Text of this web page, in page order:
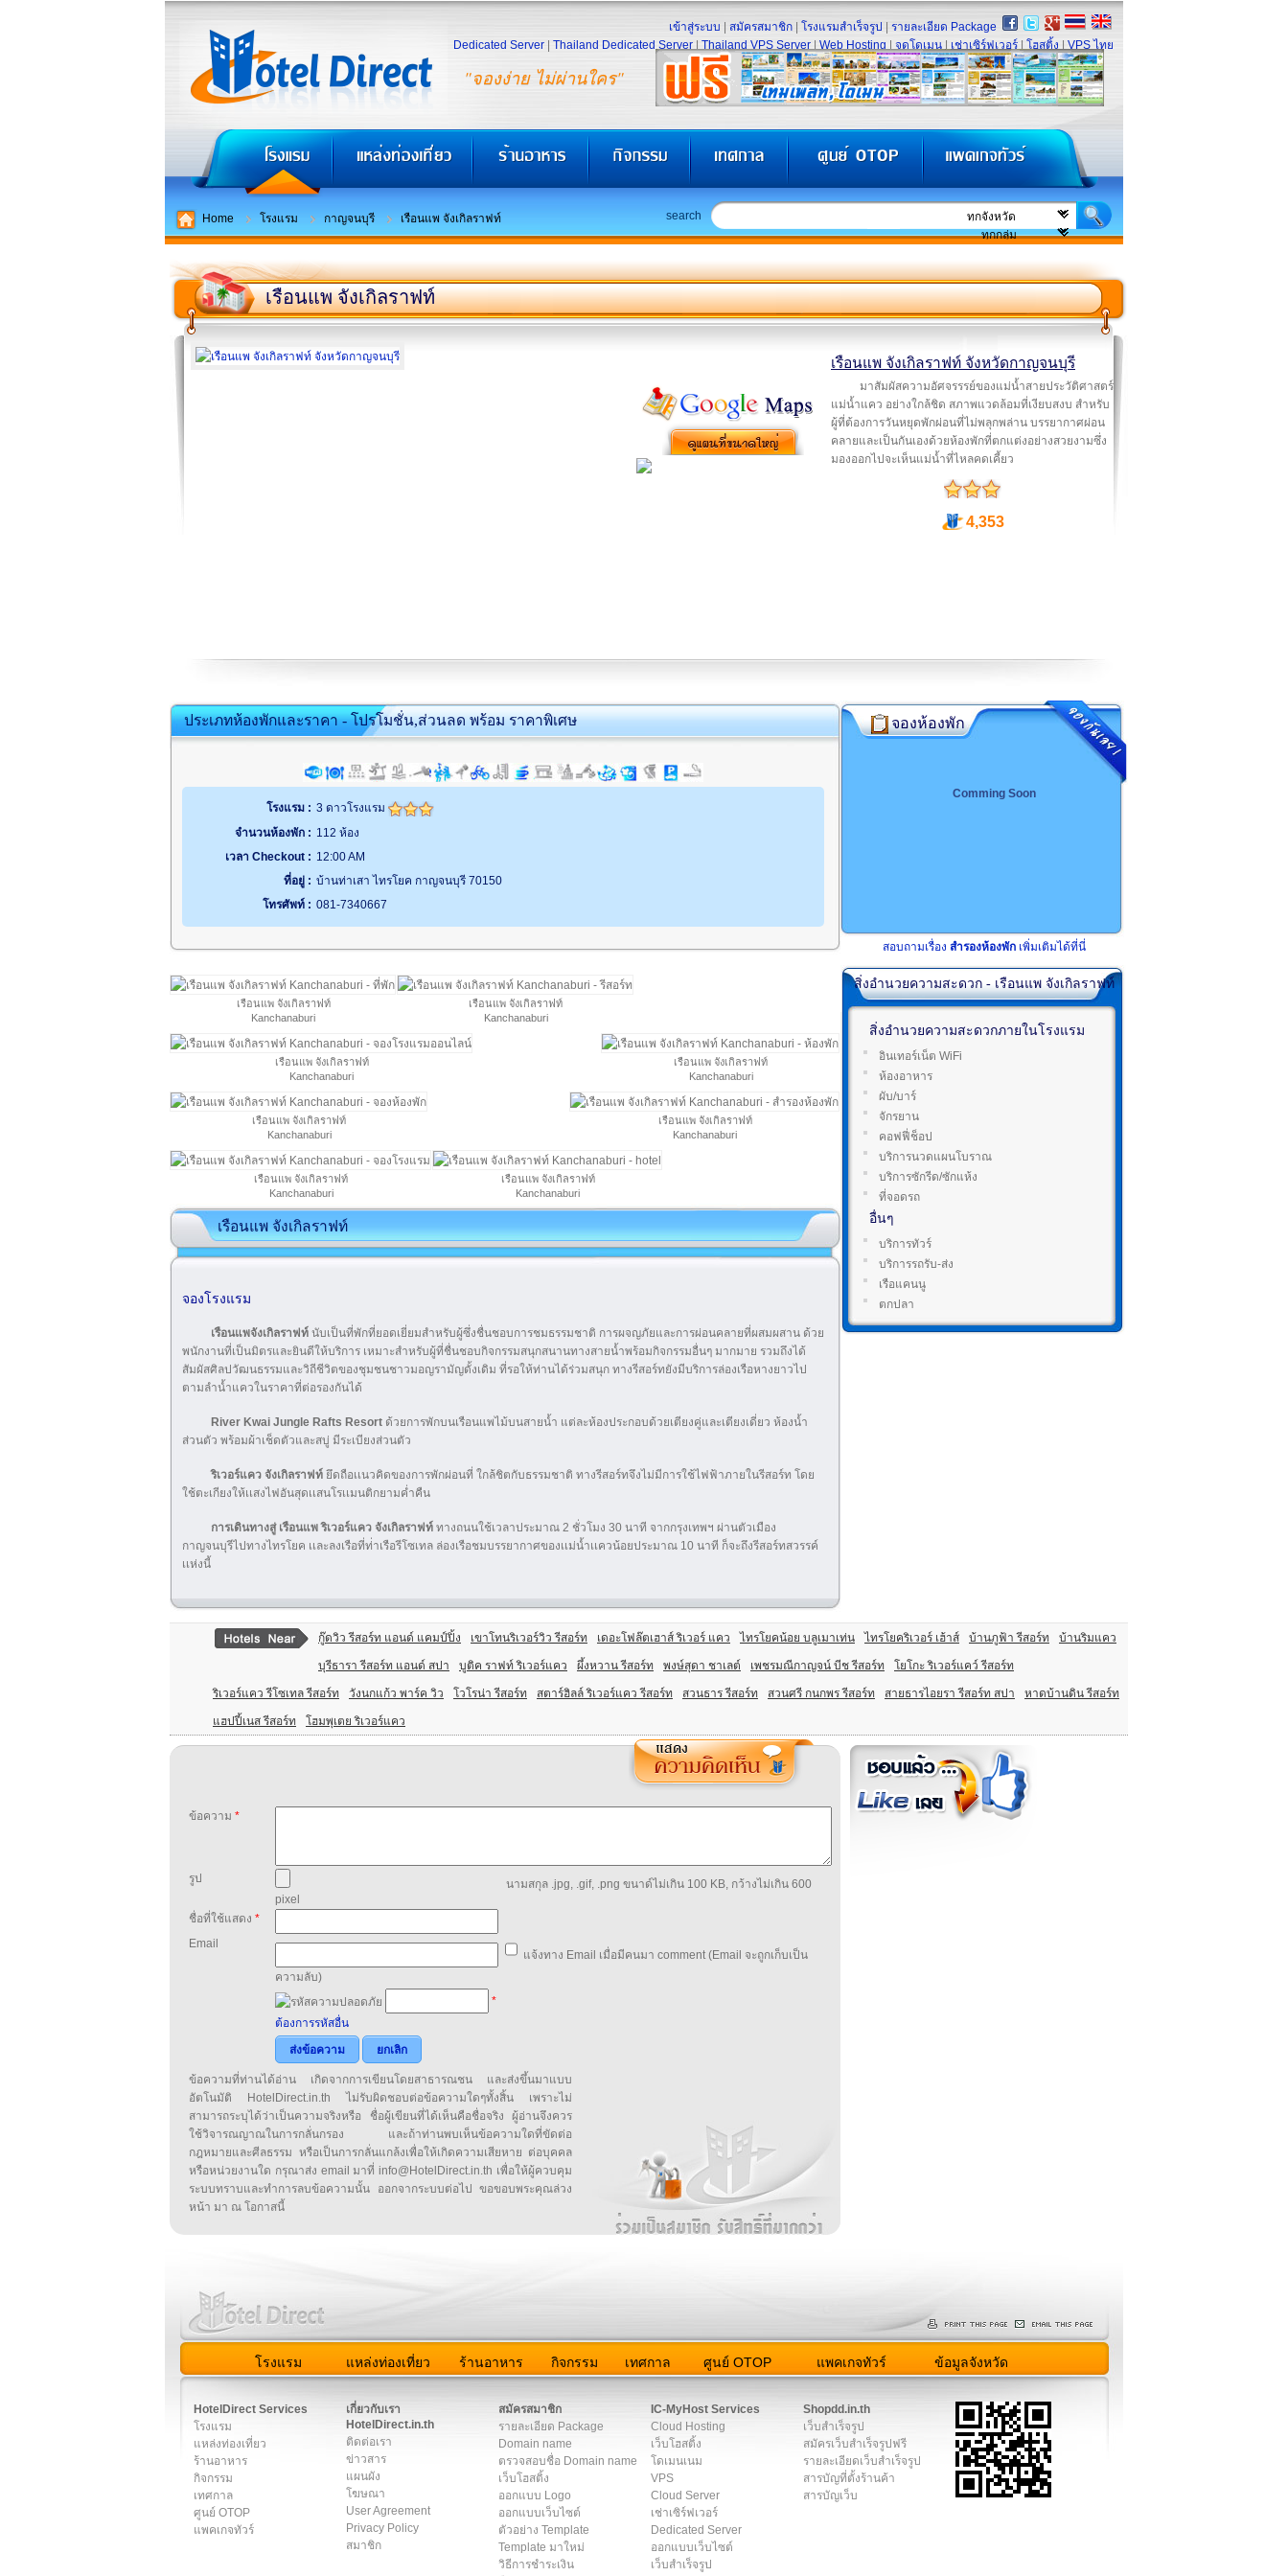
"จองง่าย ไม่ผ่านใคร"
เข้าสู่ระบบ สมัครสมาชิก โรงแรมสำเร็จรูป
รายละเอียด Package
Dedicated Server
Thailand Dedicated Server Thailand VPS Server Web Hosting จดโดเมน เช่าเซิร์ฟเวอร์ โฮสติ้ง VPS ไทย
Home โรงแรม กาญจนบุรี เรือนแพ จังเกิลราฟท์ search
เรือนแพ จังเกิลราฟท์
เรือนแพ จังเกิลราฟท์ จังหวัดกาญจนบุรี
มาสัมผัสความอัศจรรรย์ของแม่น้ำสายประวัติศาสตร์
แม่น้ำแคว อย่างใกล้ชิด สภาพแวดล้อมที่เงียบสงบ สำหรับ
ผู้ที่ต้องการวันหยุดพักผ่อนที่ไม่พลุกพล่าน บรรยากาศผ่อน
คลายและเป็นกันเองด้วยห้องพักที่ตกแต่งอย่างสวยงามซึ่ง
มองออกไปจะเห็นแม่น้ำที่ไหลคดเคี้ยว
4,353
ประเภทห้องพักและราคา - โปรโมชั่น,ส่วนลด พร้อม ราคาพิเศษ
โรงแรม : 3 ดาวโรงแรม
จำนวนห้องพัก : 112 ห้อง
เวลา Checkout : 12:00 AM
ที่อยู่ : บ้านท่าเสา ไทรโยค กาญจนบุรี 70150
โทรศัพท์ : 081-7340667
เรือนแพ จังเกิลราฟท์
Kanchanaburi
เรือนแพ จังเกิลราฟท์
Kanchanaburi
เรือนแพ จังเกิลราฟท์
Kanchanaburi
เรือนแพ จังเกิลราฟท์
Kanchanaburi
เรือนแพ จังเกิลราฟท์
Kanchanaburi
เรือนแพ จังเกิลราฟท์
Kanchanaburi
เรือนแพ จังเกิลราฟท์
Kanchanaburi
เรือนแพ จังเกิลราฟท์
Kanchanaburi
เรือนแพ จังเกิลราฟท์
จองโรงแรม
เรือนแพจังเกิลราฟท์ นับเป็นที่พักที่ยอดเยี่ยมสำหรับผู้ซึ่งชื่นชอบการชมธรรมชาติ การผจญภัยและการผ่อนคลายที่ผสมผสาน ด้วย
พนักงานที่เป็นมิตรและยินดีให้บริการ เหมาะสำหรับผู้ที่ชื่นชอบกิจกรรมสนุกสนานทางสายน้ำพร้อมกิจกรรมอื่นๆ มากมาย รวมถึงได้
สัมผัสศิลปวัฒนธรรมและวิถีชีวิตของชุมชนชาวมอญรามัญดั้งเดิม ที่รอให้ท่านได้ร่วมสนุก ทางรีสอร์ทยังมีบริการล่องเรือหางยาวไป
ตามลำน้ำแควในราคาที่ต่อรองกันได้
River Kwai Jungle Rafts Resort ด้วยการพักบนเรือนแพไม้บนสายน้ำ แต่ละห้องประกอบด้วยเตียงคู่และเตียงเดี่ยว ห้องน้ำ
ส่วนตัว พร้อมผ้าเช็ดตัวและสบู่ มีระเบียงส่วนตัว
ริเวอร์แคว จังเกิลราฟท์ ยึดถือเเนวคิดของการพักผ่อนที่ ใกล้ชิตกับธรรมชาติ ทางรีสอร์ทจึงไม่มีการใช้ไฟฟ้าภายในรีสอร์ท โดย
ใช้ตะเกียงให้เเสงไฟอันสุดเเสนโรเเมนติกยามค่ำคืน
การเดินทางสู่ เรือนแพ ริเวอร์แคว จังเกิลราฟท์ ทางถนนใช้เวลาประมาณ 2 ชั่วโมง 30 นาที จากกรุงเทพฯ ผ่านตัวเมือง
กาญจนบุรีไปทางไทรโยค เเละลงเรือที่ท่่าเรือรีโซเทล ล่องเรือชมบรรยากาศของเเม่น้ำเเควน้อยประมาณ 10 นาที ก็จะถึงรีสอร์ทสวรรค์
เเห่งนี้
จองห้องพัก
Comming Soon
สอบถามเรื่อง สำรองห้องพัก เพิ่มเติมได้ที่นี่
สิ่งอำนวยความสะดวก - เรือนแพ จังเกิลราฟท์
สิ่งอำนวยความสะดวกภายในโรงแรม
อินเทอร์เน็ต WiFi
ห้องอาหาร
ผับ/บาร์
จักรยาน
คอฟฟี่ช็อป
บริการนวดแผนโบราณ
บริการซักรีด/ซักแห้ง
ที่จอดรถ
อื่นๆ
บริการทัวร์
บริการรถรับ-ส่ง
เรือแคนนู
ตกปลา
กู๊ดวิว รีสอร์ท แอนด์ แคมป์ปิ้ง เขาโทนริเวอร์วิว รีสอร์ท เดอะโฟล๊ตเฮาส์ ริเวอร์ แคว ไทรโยคน้อย บลูเมาเท่น ไทรโยคริเวอร์ เฮ้าส์ บ้านภูฟ้า รีสอร์ท บ้านริมแคว
บุรีธารา รีสอร์ท แอนด์ สปา บูติค ราฟท์ ริเวอร์แคว ผึ้งหวาน รีสอร์ท พงษ์สุดา ชาเลต์ เพชรมณีกาญจน์ บีช รีสอร์ท โยโกะ ริเวอร์แคว์ รีสอร์ท
ริเวอร์แคว รีโซเทล รีสอร์ท วังนกแก้ว พาร์ค วิว โวโรน่า รีสอร์ท สตาร์ฮิลล์ ริเวอร์แคว รีสอร์ท สวนธาร รีสอร์ท สวนศรี กนกพร รีสอร์ท สายธารไอยรา รีสอร์ท สปา หาดบ้านดิน รีสอร์ท
แฮปปี้เนส รีสอร์ท โฮมพุเตย ริเวอร์แคว
ข้อความ *
รูป
นามสกุล .jpg, .gif, .png ขนาด์ไม่เกิน 100 KB, กว้างไม่เกิน 600
pixel
ชื่อที่ใช้แสดง *
Email
แจ้งทาง Email เมื่อมีคนมา comment (Email จะถูกเก็บเป็น
ความลับ)
*
ต้องการรหัสอื่น
ส่งข้อความ
ยกเลิก
ข้อความที่ท่านได้อ่าน เกิดจากการเขียนโดยสาธารณชน และส่งขึ้นมาแบบ
อัตโนมัติ HotelDirect.in.th ไม่รับผิดชอบต่อข้อความใดๆทั้งสิ้น เพราะไม่
สามารถระบุได้ว่าเป็นความจริงหรือ ชื่อผู้เขียนที่ได้เห็นคือชื่อจริง ผู้อ่านจึงควร
ใช้วิจารณญาณในการกลั่นกรอง และถ้าท่านพบเห็นข้อความใดที่ขัดต่อ
กฎหมายและศีลธรรม หรือเป็นการกลั่นแกล้งเพื่อให้เกิดความเสียหาย ต่อบุคคล
หรือหน่วยงานใด กรุณาส่ง email มาที่ info@HotelDirect.in.th เพื่อให้ผู้ควบคุม
ระบบทราบและทำการลบข้อความนั้น ออกจากระบบต่อไป ขอขอบพระคุณล่วง
หน้า มา ณ โอกาสนี้
โรงแรม แหล่งท่องเที่ยว ร้านอาหาร กิจกรรม เทศกาล ศูนย์ OTOP แพคเกจทัวร์ ข้อมูลจังหวัด
HotelDirect Services
โรงแรม
แหล่งท่องเที่ยว
ร้านอาหาร
กิจกรรม
เทศกาล
ศูนย์ OTOP
แพคเกจทัวร์
เกี่ยวกับเรา
HotelDirect.in.th
ติดต่อเรา
ข่าวสาร
แผนผัง
โฆษณา
User Agreement
Privacy Policy
สมาชิก
สมัครสมาชิก
รายละเอียด Package
Domain name
ตรวจสอบชื่อ Domain name
เว็บโฮสติ้ง
ออกแบบ Logo
ออกแบบเว็บไซต์
ตัวอย่าง Template
Template มาใหม่
วิธีการชำระเงิน
IC-MyHost Services
Cloud Hosting
เว็บโฮสติ้ง
โดเมนเนม
VPS
Cloud Server
เช่าเซิร์ฟเวอร์
Dedicated Server
ออกแบบเว็บไซต์
เว็บสำเร็จรูป
Shopdd.in.th
เว็บสำเร็จรูป
สมัครเว็บสำเร็จรูปฟรี
รายละเอียดเว็บสำเร็จรูป
สารบัญที่ตั้งร้านค้า
สารบัญเว็บ